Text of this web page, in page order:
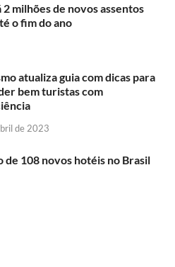
milhões de novos assentos
o fim do ano
atualiza guia com dicas para
bem turistas com
de 2023
108 novos hotéis no Brasil